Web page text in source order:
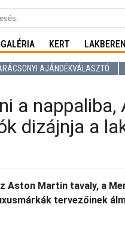
GALÉRIA KERT
AJÁNDÉKVÁLASZTÓ
a
dizájnja a
Aston Martin tavaly, a
tervezőinek